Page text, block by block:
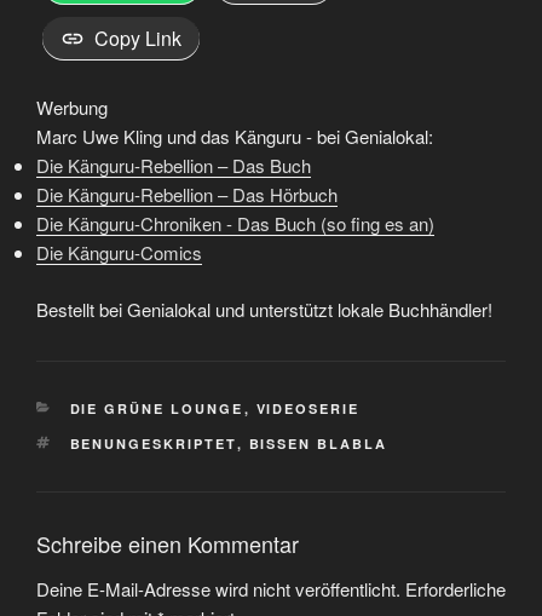
Copy Link
Werbung
Marc Uwe Kling und das Känguru - bei Genialokal:
Die Känguru-Rebellion – Das Buch
Die Känguru-Rebellion – Das Hörbuch
Die Känguru-Chroniken - Das Buch (so fing es an)
Die Känguru-Comics
Bestellt bei Genialokal und unterstützt lokale Buchhändler!
KATEGORIEN
DIE GRÜNE LOUNGE , VIDEOSERIE
SCHLAGWÖRTER
BENUNGESKRIPTET, BISSEN BLABLA
Schreibe einen Kommentar
Deine E-Mail-Adresse wird nicht veröffentlicht. Erforderliche